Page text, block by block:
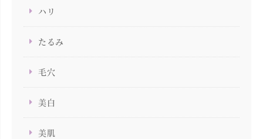
ハリ
たるみ
毛穴
美白
美肌